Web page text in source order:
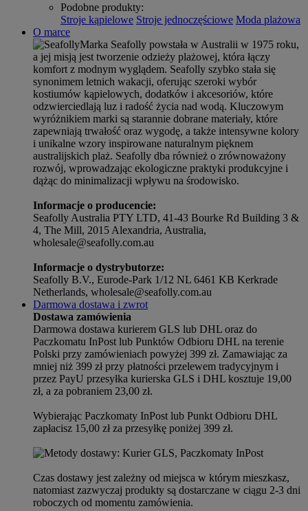
Podobne produkty:
Stroje kąpielowe Stroje jednoczęściowe Moda plażowa
O marce
Marka Seafolly powstała w Australii w 1975 roku,
a jej misją jest tworzenie odzieży plażowej, która łączy
komfort z modnym wyglądem. Seafolly szybko stała się
synonimem letnich wakacji, oferując szeroki wybór
kostiumów kąpielowych, dodatków i akcesoriów, które
odzwierciedlają luz i radość życia nad wodą. Kluczowym
wyróżnikiem marki są starannie dobrane materiały, które
zapewniają trwałość oraz wygodę, a także intensywne kolory
i unikalne wzory inspirowane naturalnym pięknem
australijskich plaż. Seafolly dba również o zrównoważony
rozwój, wprowadzając ekologiczne praktyki produkcyjne i
dążąc do minimalizacji wpływu na środowisko.
Informacje o producencie:
Seafolly Australia PTY LTD, 41-43 Bourke Rd Building 3 &
4, The Mill, 2015 Alexandria, Australia,
wholesale@seafolly.com.au
Informacje o dystrybutorze:
Seafolly B.V., Eurode-Park 1/12 NL 6461 KB Kerkrade
Netherlands, wholesale@seafolly.com.au
Darmowa dostawa i zwrot
Dostawa zamówienia
Darmowa dostawa kurierem GLS lub DHL oraz do
Paczkomatu InPost lub Punktów Odbioru DHL na terenie
Polski przy zamówieniach powyżej 399 zł. Zamawiając za
mniej niż 399 zł przy płatności przelewem tradycyjnym i
przez PayU przesyłka kurierska GLS i DHL kosztuje 19,00
zł, a za pobraniem 23,00 zł.
Wybierając Paczkomaty InPost lub Punkt Odbioru DHL
zapłacisz 15,00 zł za przesyłkę poniżej 399 zł.
Czas dostawy jest zależny od miejsca w którym mieszkasz,
natomiast zazwyczaj produkty są dostarczane w ciągu 2-3 dni
roboczych od momentu zamówienia.